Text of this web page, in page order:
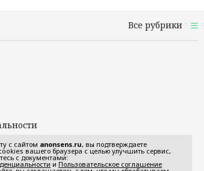
Все рубрики
с сайтом anonsens.ru, вы подтверждаете
вашего браузера с целью улучшить сервис,
с документами:
и Пользовательское соглашение